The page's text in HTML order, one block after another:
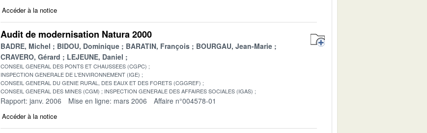
Accéder à la notice
Audit de modernisation Natura 2000
BADRE, Michel BIDOU, Dominique BARATIN, François
BOURGAU, Jean-Marie
CRAVERO, Gérard
LEJEUNE, Daniel
CONSEIL GENERAL DES PONTS ET CHAUSSEES (CGPC)
INSPECTION GENERALE DE L'ENVIRONNEMENT (IGE)
CONSEIL GENERAL DU GENIE RURAL, DES EAUX ET DES FORETS (CGGREF)
CONSEIL GENERAL DES MINES (CGM)
INSPECTION GENERALE DES AFFAIRES SOCIALES (IGAS)
Rapport: janv. 2006 Mise en ligne: mars 2006 Affaire n°004578-01
Accéder à la notice